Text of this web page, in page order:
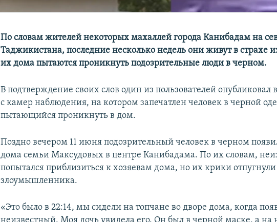
По словам жителей некоторых махаллей города Канибадам на
Таджикистана, последние несколько недель они живут в страхе
их дома пытаются проникнуть подозрительные люди в черном.
В подтверждение своих слов один из пользователей опубликовал
с камер наблюдения, на котором запечатлен человек в черной
пытающийся проникнуть в дом.
Поздно вечером 11 июня подозрительный человек в черном
дома семьи Максудовых в центре Канибадама. По их словам,
попытался приблизиться к хозяевам дома, но их крики отпугнули
злоумышленника.
«Это было в 22:14, мы сидели на топчане во дворе дома, когда